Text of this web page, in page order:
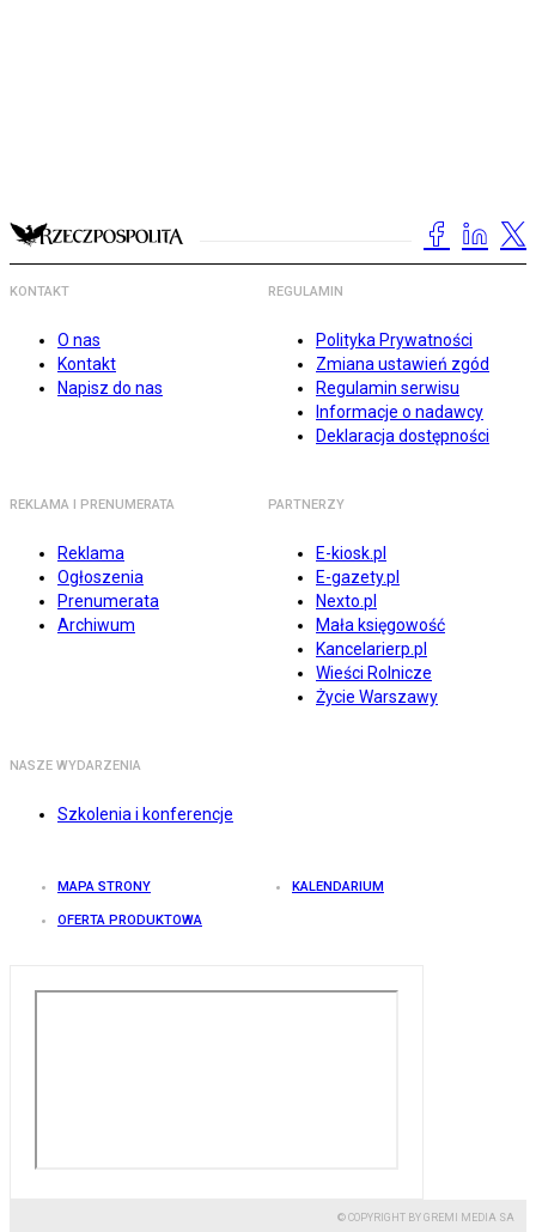
KONTAKT
O nas
Kontakt
Napisz do nas
REGULAMIN
Polityka Prywatności
Zmiana ustawień zgód
Regulamin serwisu
Informacje o nadawcy
Deklaracja dostępności
REKLAMA I PRENUMERATA
Reklama
Ogłoszenia
Prenumerata
Archiwum
PARTNERZY
E-kiosk.pl
E-gazety.pl
Nexto.pl
Mała księgowość
Kancelarierp.pl
Wieści Rolnicze
Życie Warszawy
NASZE WYDARZENIA
Szkolenia i konferencje
MAPA STRONY KALENDARIUM
OFERTA PRODUKTOWA
© COPYRIGHT BY GREMI MEDIA SA